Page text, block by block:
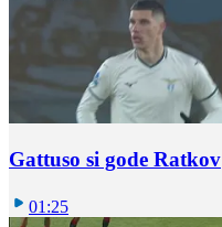
Gattuso si gode Ratkov
01:25